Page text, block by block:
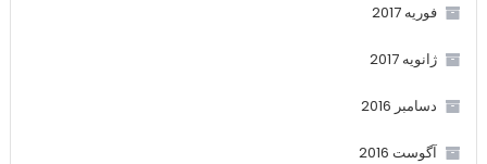
فوریه 2017
ژانویه 2017
دسامبر 2016
آگوست 2016